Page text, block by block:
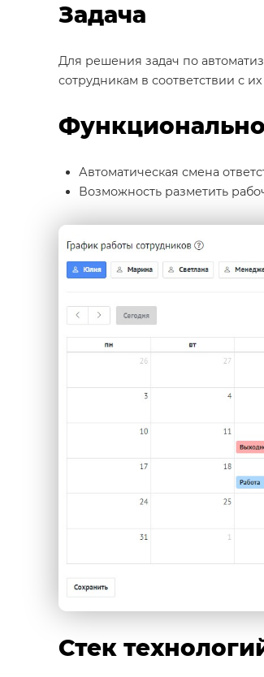
Задача
Для решения задач по
сотрудникам в соответствии с
Автоматическая смена
Возможность разметить
Стек